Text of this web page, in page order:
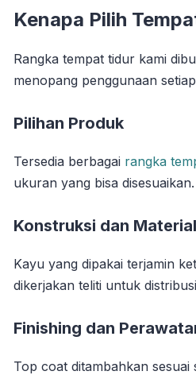
Kenapa Pilih
Rangka tempat tidur kami
menopang penggunaan
Pilihan Produk
Tersedia berbagai rangka
ukuran yang bisa disesuaikan.
Konstruksi dan Material
Kayu yang dipakai terjamin
dikerjakan teliti untuk
Finishing dan
Top coat ditambahkan